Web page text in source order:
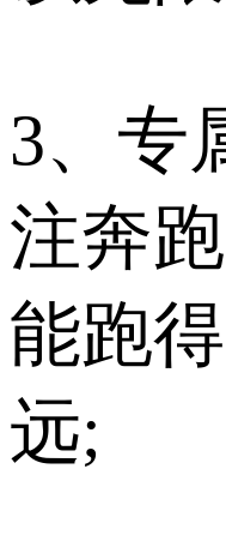
3、专
注奔
能跑
远;